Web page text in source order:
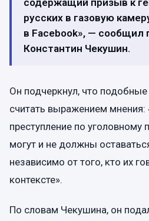
русских в газовую
в Facebook», — сообщил
Константин Чекушин.
Он подчеркнул, что
считать выражением мнения:
преступление по уголовному
могут и не должны
независимо от того, кто их
контексте».
По словам Чекушина, он